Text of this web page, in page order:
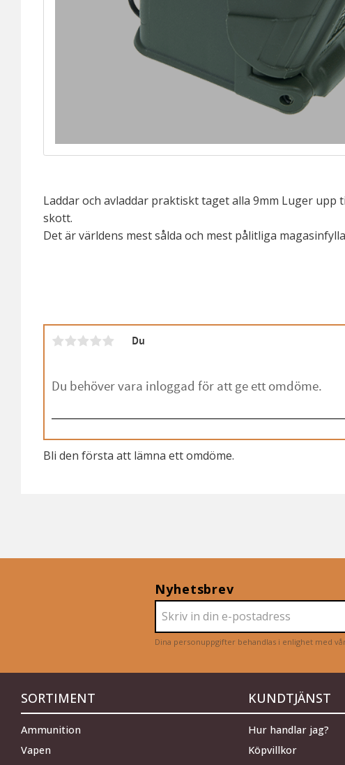
Laddar och avladdar praktiskt taget alla 9mm Luger
skott.
Det är världens mest sålda och mest pålitliga
Du
Bli den första att lämna ett omdöme.
Nyhetsbrev
Dina personuppgifter behandlas i enlighet med
SORTIMENT
Ammunition
Vapen
KUNDTJÄNST
Hur handlar jag?
Köpvillkor